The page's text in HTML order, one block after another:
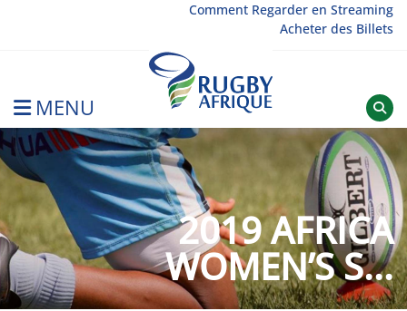
Comment Regarder en Streaming
Acheter des Billets
MENU
Rugby Afrique
2019 AFRICA
WOMEN’S S...